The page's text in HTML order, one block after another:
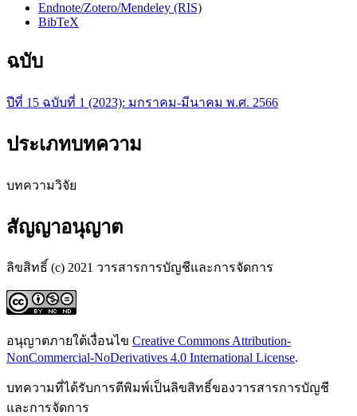
Endnote/Zotero/Mendeley (RIS)
BibTeX
ฉบับ
ปีที่ 15 ฉบับที่ 1 (2023): มกราคม-มีนาคม พ.ศ. 2566
ประเภทบทความ
บทความวิจัย
สัญญาอนุญาต
ลิขสิทธิ์ (c) 2021 วารสารการบัญชีและการจัดการ
อนุญาตภายใต้เงื่อนไข Creative Commons Attribution-
NonCommercial-NoDerivatives 4.0 International License.
บทความที่ได้รับการตีพิมพ์เป็นลิขสิทธิ์ของวารสารการบัญชี
และการจัดการ